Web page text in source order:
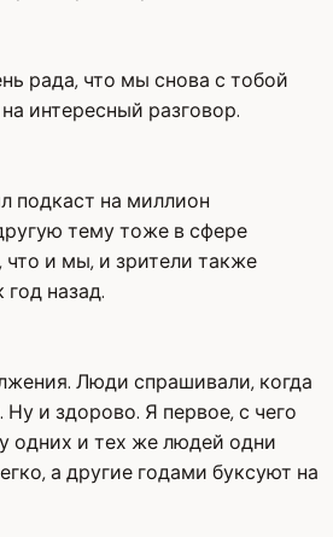
рада, что мы снова с тобой
интересный разговор.
подкаст на миллион
тему тоже в сфере
и мы, и зрители также
год назад.
Люди спрашивали, когда
и здорово. Я первое, с чего
одних и тех же людей одни
а другие годами буксуют на